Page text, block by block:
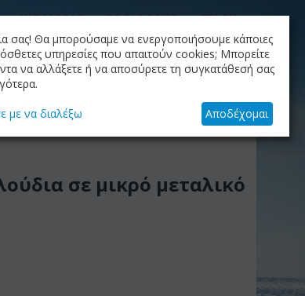
ΚΑΤΑΛΟΓΟΣ ΤΟ BLOG ΜΑΣ ΕΤΑΙΡΙΑ
μου
+30.210.9319884
ΚΑΛΆΘΙ
Το καλάθι είναι άδειο
σε μικρό μεταλικό
σας! Θα μπορούσαμε να ενεργοποιήσουμε κάποιες
υπηρεσίες που απαιτούν cookies; Μπορείτε
να αλλάξετε ή να αποσύρετε τη συγκατάθεσή σας
με να διαλέξω Αποδέχομαι